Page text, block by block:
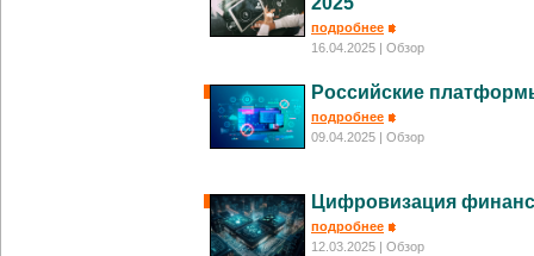
подробнее
16.04.2025
| Обзор
Российские
подробнее
09.04.2025
| Обзор
Цифровизация
подробнее
12.03.2025
| Обзор